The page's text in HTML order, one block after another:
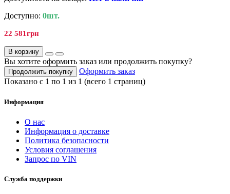
Доступно: 0шт.
22 581грн
В корзину
Вы хотите оформить заказ или продолжить покупку?
Продолжить покупку
Оформить заказ
Показано с 1 по 1 из 1 (всего 1 страниц)
Информация
О нас
Информация о доставке
Политика безопасности
Условия соглашения
Запрос по VIN
Служба поддержки